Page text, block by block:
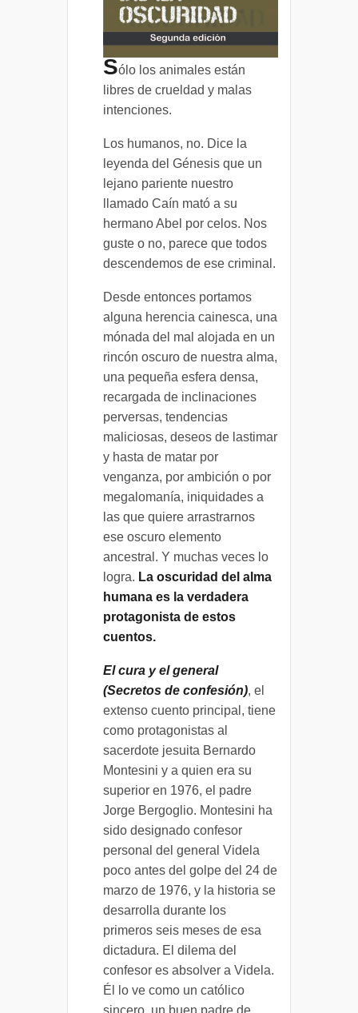
Sólo los animales están
libres de crueldad y malas
intenciones.
Los humanos, no. Dice la
leyenda del Génesis que un
lejano pariente nuestro
llamado Caín mató a su
hermano Abel por celos. Nos
guste o no, parece que todos
descendemos de ese criminal.
Desde entonces portamos
alguna herencia cainesca, una
mónada del mal alojada en un
rincón oscuro de nuestra alma,
una pequeña esfera densa,
recargada de inclinaciones
perversas, tendencias
maliciosas, deseos de lastimar
y hasta de matar por
venganza, por ambición o por
megalomanía, iniquidades a
las que quiere arrastrarnos
ese oscuro elemento
ancestral. Y muchas veces lo
logra. La oscuridad del alma
humana es la verdadera
protagonista de estos
cuentos.
El cura y el general
(Secretos de confesión), el
extenso cuento principal, tiene
como protagonistas al
sacerdote jesuita Bernardo
Montesini y a quien era su
superior en 1976, el padre
Jorge Bergoglio. Montesini ha
sido designado confesor
personal del general Videla
poco antes del golpe del 24 de
marzo de 1976, y la historia se
desarrolla durante los
primeros seis meses de esa
dictadura. El dilema del
confesor es absolver a Videla.
Él lo ve como un católico